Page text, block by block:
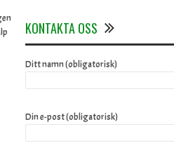
KONTAKTA OSS
Ditt namn (obligatorisk)
Din e-post (obligatorisk)